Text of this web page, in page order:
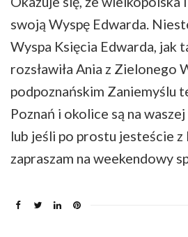
swoją Wyspę Edwarda.
Wyspa Księcia Edwarda, jak
rozsławiła Ania z Zielonego
podpoznańskim Zaniemyślu
Poznań i okolice są na
lub jeśli po prostu jesteście z
zapraszam na weekendowy